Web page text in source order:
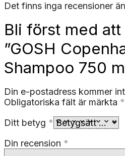
Det finns inga recensioner
Bli först med
”GOSH
Shampoo 750
Din e-postadress kommer
Obligatoriska fält är märkta *
Ditt betyg *
Din recension *